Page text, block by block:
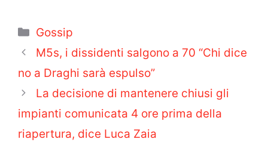
Categorie
Gossip
M5s, i dissidenti salgono a 70 “Chi dice
no a Draghi sarà espulso”
La decisione di mantenere chiusi gli
impianti comunicata 4 ore prima della
riapertura, dice Luca Zaia